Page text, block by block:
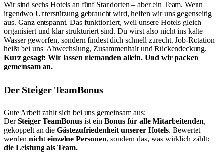
Wir sind sechs Hotels an fünf Standorten – aber ein Team. Wenn
irgendwo Unterstützung gebraucht wird, helfen wir uns gegenseitig
aus. Ganz entspannt. Das funktioniert, weil unsere Hotels gleich
organisiert und klar strukturiert sind. Du wirst also nicht ins kalte
Wasser geworfen, sondern findest dich schnell zurecht. Job-Rotation
heißt bei uns: Abwechslung, Zusammenhalt und Rückendeckung.
Kurz gesagt: Wir lassen niemanden allein. Und wir packen
gemeinsam an.
Der Steiger TeamBonus
Gute Arbeit zahlt sich bei uns gemeinsam aus:
DerSteiger TeamBonus ist ein Bonus für alle Mitarbeitenden,
gekoppelt an die Gästezufriedenheit unserer Hotels. Bewertet
werden nicht einzelne Personen, sondern das, was wirklich zählt:
die Leistung als Team.